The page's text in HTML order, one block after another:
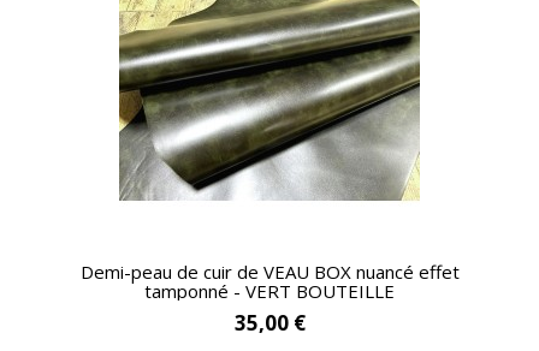
APERÇU RAPIDE
Demi-peau de cuir de VEAU BOX nuancé effet
tamponné - VERT BOUTEILLE
35,00 €